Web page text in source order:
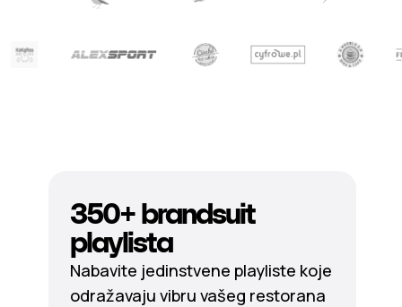
350+ brandsuit
playlista
Nabavite jedinstvene playliste koje
odražavaju vibru vašeg restorana